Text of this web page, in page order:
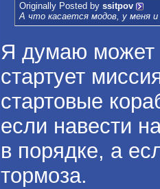
Originally Posted by ssitpov
А что касается модов, у меня и
Я думаю может
стартует
стартовые
если навести
в порядке, а
тормоза.